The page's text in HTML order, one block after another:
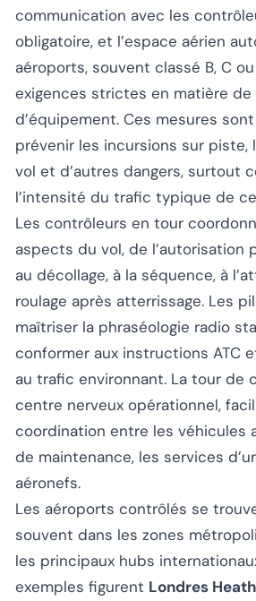
communication avec les
obligatoire, et l’espace aérien
aéroports, souvent classé B, C
exigences strictes en matière
d’équipement. Ces mesures
prévenir les incursions sur piste,
vol et d’autres dangers, surtout
l’intensité du trafic typique de
Les contrôleurs en tour
aspects du vol, de l’autorisation
au décollage, à la séquence, à
roulage après atterrissage. Les
maîtriser la phraséologie radio
conformer aux instructions ATC
au trafic environnant. La tour de
centre nerveux opérationnel,
coordination entre les véhicules
de maintenance, les services
aéronefs.
Les aéroports contrôlés se
souvent dans les zones
les principaux hubs
exemples figurent Londres